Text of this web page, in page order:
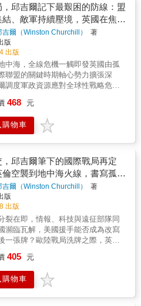
人口最多的國家。另一方面，遊牧
力量透過和文明社會的相互滲透而
在十三世紀到達顛峰，例如，成吉
所有草原民族連結成一個單一的指
、十七世紀後的歐洲，軍隊成為前
服從和最有效率的政策工具，在所
國家裡建立起良好的治安，進而使
和工業蓬勃發展，並反過來增加供
他文明地區所曾達到的水準。三、
後，是戰爭工業化開始的年代，歐
部分男子都能接受戰爭訓練，並能
到戰場上，從此以後，軍隊人數開
為中心的市場體系，以武力讓這些
（尤其是英國）貿易敞開大門。
紀末，武器製造已經變成非常龐大
通軍事技術的軍官與私人武器製造
關係，這類模糊籠統、但卻有決定
治和經濟利益的組合，取得了重要
一軍事―工業複合體出現，並且迅
顛傳至其他工業國家。五、二十世
界大戰，沒有任何人有足夠的先見
訊息，既能避免武器製造得太多太
時防止生產得太少太晚。戰後，一
聯的原子彈試驗，開啟了新一輪的
政治敵對與軍備競賽，形成當代的
對抗法西斯的正式開端。【戰事全
史轉向】隨著日本參戰與德軍在東
，世界局勢正式邁入全面戰爭階
在本書中並未以樂觀語調預測勝
調戰事仍長、風險猶存。他一方面
張對英國造成的挑戰，一方面也呈
西斯戰線逐步成形的歷史背景。
三方的協調初具雛形，世界正從混
序重建的漫長過程。本書特色：本
困局，邱吉爾記下最艱困的防線》
述英國如何應對1941年底至1942年
聯的攻勢、美英對蘇物資援助的協
本發動珍珠港事件後全球戰局的劇
證大戰從區域衝突轉為真正的全球
為現代國家的雛形奠定了基礎。本
表性的起義與戰爭，展示權力如何
集中，民族身份又如何從語言與地
生。每一場對抗，都代表著人民與
與壓迫之間的激烈拉鋸。▎全球秩
從海權競爭到殖民衝突 近代歐
戰爭，幾乎都牽動世界格局的再分
為商業利益而起的遠洋戰爭，還是
中詳述列強如何在海上爭鋒、在海
如何將戰爭的觸角延伸至亞洲、非
從這些衝突中，讀者能清楚看見現
以降，一股來自民間的力量悄然
只是國與國的戰爭，人民開始為自
民主而戰。本書以美洲、歐洲與亞
立運動與革命戰爭為例，分析民族
聚成火，推翻舊有秩序、重塑新國
革命背後，既有理想的召喚，也有
的掙扎，這些歷史的激流，最終改
界的政治版圖。〔本書特色〕本書
人類歷史中重要的戰爭與政治衝
帝國的興衰、宗教與民族矛盾，到
突如何改寫文明走向，亦揭示權力
反抗背後的歷史動因與轉折意義，
理解全球局勢演變的宏觀視角。
線 你我熟悉的社群媒
擎與短影音平臺，正演變為心理戰
的新型武器。敵我之分，不再靠制
識，而藏於訊息來源與情緒回饋
你理解資訊如何被用來改變信念、
甚至操縱決策，揭開認知作戰的技
」與「腦中反應」的高張力節奏。
自動指揮系統、腦機介面、量子通
士兵，可能不拿步槍，而是連接資
信號的智慧節點。 ▎當基礎建
雲端伺服器、海
建設，如今正成為軍事部署與戰略
。本書深入說明基礎設施癱瘓將引
擊，並揭露多國如何將網路邊界重
看不見的數位戰壕。 ▎全民皆
訊戰時代，平民
接收訊息的觀眾，而是行動的一
繪當民眾透過手機、社群平臺參與
情緒擴散甚至戰情傳播時，如何成
制，亦可能成為敵方的情報寶庫。
〕 在資訊即武器的時代，戰爭早已
疆界。本書全面解析當代與未來的
從AI指揮、腦機介
訊，到社群媒體操控、資安演訓與
，邱吉爾記下最艱困的防線：盟
、敵軍持續壓境，英國在焦土
尋找下一步
爾（Winston Churchill）
著
版
出版
中海，全線危機一觸即發英國由孤
聯盟的關鍵時期軸心勢力擴張深
調度軍政資源應對全球性戰略危
邱吉爾經典戰時回憶錄的精簡版，
第二次世界大戰回憶錄──德國東
二次世界大戰回憶錄──戰爭臨到美
，本書重新調整敘事節奏與結構安
簡、精準保留戰略主幹，使讀者得
幅中掌握戰爭發展的關鍵轉折。
的歷史全貌】本書聚焦於1941年前
戰情勢，展現英國在最艱難階段如
中東、地中海與巴爾幹地區同時應
。從義大利在北非的帝國野心、隆
逼托布魯克，到援助希臘與南斯拉
注，邱吉爾細膩還原了每一場戰役
考量與風險權衡。面對納粹德國持
破，試圖爭取美國更實質的支持。
領導視角】身為戰時英國首相，邱
決策者，更是觀察者與記錄者。他
468 元
購物車
，邱吉爾筆下的國際戰局再定
空襲到地中海火線，書寫孤軍
盟初成的轉折時刻
爾（Winston Churchill）
著
版
出版
裂在即，情報、科技與遠征部隊同
瀕臨瓦解，美國援手能否成為改寫
一張牌？歐陸戰局洗牌之際，英國
聯盟的歷史紀錄】本書為邱吉爾經
錄的精簡版，內容來自《第二次世
錄──法國的淪陷》與《第二次世界
405 元
購物車